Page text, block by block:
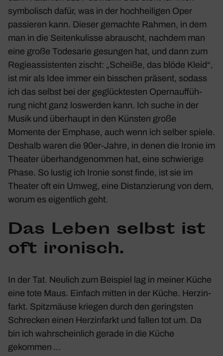
symbo­lisch dafür, was in der hoch­hei­ligen Oper
passieren kann. Dieser gemachte Rahmen, in dem
man in die Seiten­ku­lisse abrauscht, nachdem man
eine große Todes­arie gesungen hat, und dann zum
Regie­as­sis­tenten zischt: „Scheiße, das blöde Kleid“,
ist mir als Idee immer ein biss­chen präsent, sodass
ich das selbst bei der geglück­testen Opern­auf­füh­
rung nicht ganz loswerden kann. Ich suche in der
Musik und über­haupt in den Künsten große
Momente der Emphase, auch wenn ich selber spiele.
Deshalb waren die 90er-Jahre, in denen die Ironie im
Theater über­hand­ge­nommen hat, eine schwie­rige
Phase. So lustig ich Ironie sonst finde, ist sie im
Theater oft ein Umweg, eine Distan­zie­rung von dem,
worum es eigent­lich geht.
Das Leben selbst ist
oft ironisch.
In der Tat. Neulich zum Beispiel lag in meiner Küche
eine tote Maus. Einfach mitten in der Küche. Herz­in­
farkt. Spitz­mäuse kriegen durch den geringsten
Schre­cken einen Herz­in­farkt und fallen tot um. Da
bin ich wahr­schein­lich gerade in die Küche
gekommen …